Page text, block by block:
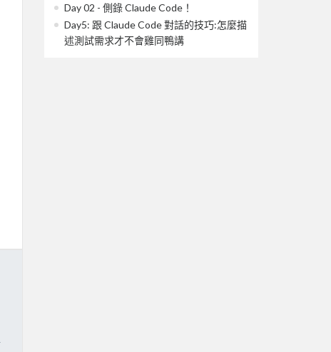
Day 02 - 側錄 Claude Code！
Day5: 跟 Claude Code 對話的技巧:怎麼描
述測試需求才不會雞同鴨講